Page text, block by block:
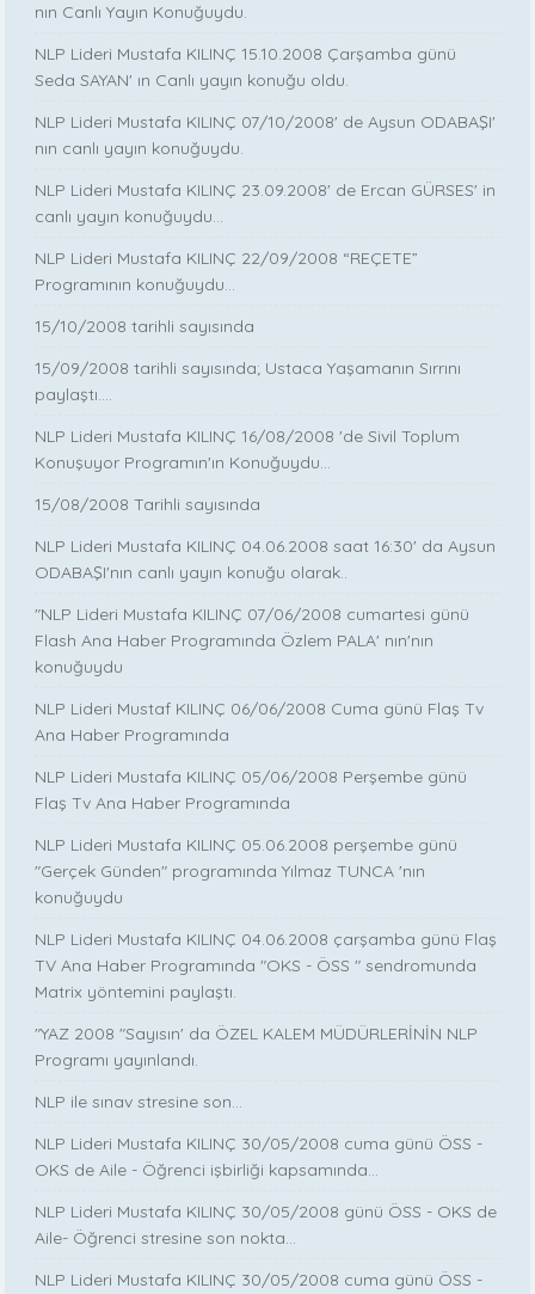
nın Canlı Yayın Konuğuydu.
NLP Lideri Mustafa KILINÇ 15.10.2008 Çarşamba günü
Seda SAYAN' ın Canlı yayın konuğu oldu.
NLP Lideri Mustafa KILINÇ 07/10/2008' de Aysun ODABAŞI'
nın canlı yayın konuğuydu.
NLP Lideri Mustafa KILINÇ 23.09.2008' de Ercan GÜRSES' in
canlı yayın konuğuydu…
NLP Lideri Mustafa KILINÇ 22/09/2008 “REÇETE”
Programının konuğuydu…
15/10/2008 tarihli sayısında
15/09/2008 tarihli sayısında; Ustaca Yaşamanın Sırrını
paylaştı....
NLP Lideri Mustafa KILINÇ 16/08/2008 'de Sivil Toplum
Konuşuyor Programın'ın Konuğuydu...
15/08/2008 Tarihli sayısında
NLP Lideri Mustafa KILINÇ 04.06.2008 saat 16:30' da Aysun
ODABAŞI'nın canlı yayın konuğu olarak..
"NLP Lideri Mustafa KILINÇ 07/06/2008 cumartesi günü
Flash Ana Haber Programında Özlem PALA' nın'nın
konuğuydu
NLP Lideri Mustaf KILINÇ 06/06/2008 Cuma günü Flaş Tv
Ana Haber Programında
NLP Lideri Mustafa KILINÇ 05/06/2008 Perşembe günü
Flaş Tv Ana Haber Programında
NLP Lideri Mustafa KILINÇ 05.06.2008 perşembe günü
"Gerçek Günden" programında Yılmaz TUNCA 'nın
konuğuydu
NLP Lideri Mustafa KILINÇ 04.06.2008 çarşamba günü Flaş
TV Ana Haber Programında "OKS - ÖSS " sendromunda
Matrix yöntemini paylaştı.
"YAZ 2008 "Sayısın' da ÖZEL KALEM MÜDÜRLERİNİN NLP
Programı yayınlandı.
NLP ile sınav stresine son...
NLP Lideri Mustafa KILINÇ 30/05/2008 cuma günü ÖSS -
OKS de Aile - Öğrenci işbirliği kapsamında...
NLP Lideri Mustafa KILINÇ 30/05/2008 günü ÖSS - OKS de
Aile- Öğrenci stresine son nokta...
NLP Lideri Mustafa KILINÇ 30/05/2008 cuma günü ÖSS -